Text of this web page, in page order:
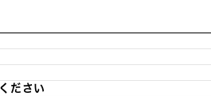
ださい